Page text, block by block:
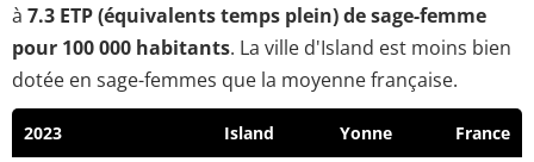
à 7.3 ETP (équivalents temps plein) de sage-femme
pour 100 000 habitants. La ville d'Island est moins bien
dotée en sage-femmes que la moyenne française.
2023 Island Yonne France